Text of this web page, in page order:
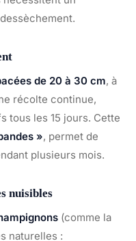
de 20 à 30 cm, à
récolte continue,
tous les 15 jours. Cette
», permet de
plusieurs mois.
nuisibles
(comme la
naturelles :